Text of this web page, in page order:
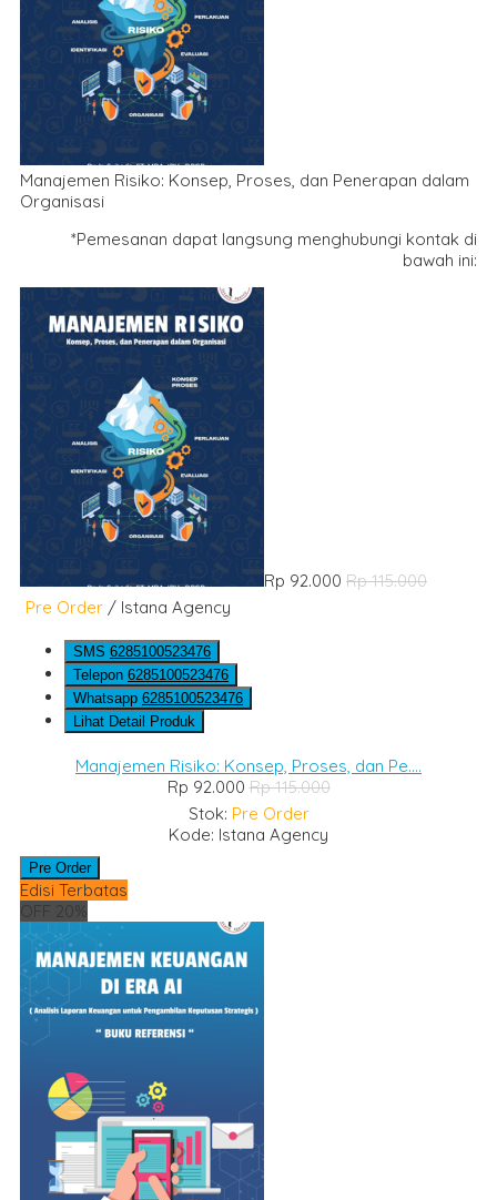
Manajemen Risiko: Konsep, Proses, dan Penerapan dalam
Organisasi
*Pemesanan dapat langsung menghubungi kontak di
bawah ini:
Rp 92.000 Rp 115.000
Pre Order / Istana Agency
SMS 6285100523476
Telepon 6285100523476
Whatsapp 6285100523476
Lihat Detail Produk
Manajemen Risiko: Konsep, Proses, dan Pe....
Rp 92.000Rp 115.000
Stok: Pre Order
Kode: Istana Agency
Pre Order
Edisi Terbatas
OFF 20%